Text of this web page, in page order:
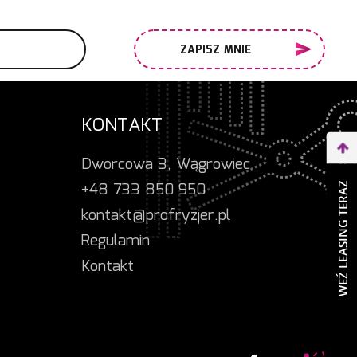
ZAPISZ MNIE
KONTAKT
Dworcowa 3, Wągrowiec
+48 733 850 950
kontakt@profryzjer.pl
Regulamin
Kontakt
WEŹ LEASING TERAZ